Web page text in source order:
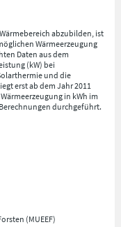
abzubilden, ist
Wärmeerzeugung
Daten aus dem
(kW) bei
und die
erst ab dem Jahr 2011
in kWh im
durchgeführt.
(MUEEF)